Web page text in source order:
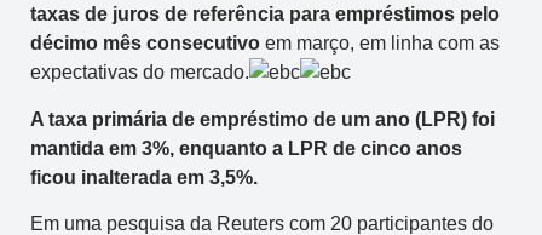
taxas de juros de referência para empréstimos pelo
décimo mês consecutivo em março, em linha com as
expectativas do mercado.
A taxa primária de empréstimo de um ano (LPR) foi
mantida em 3%, enquanto a LPR de cinco anos
ficou inalterada em 3,5%.
Em uma pesquisa da Reuters com 20 participantes do